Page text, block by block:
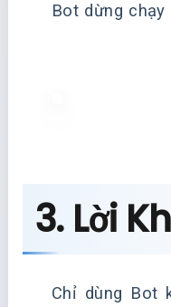
Bot dừng